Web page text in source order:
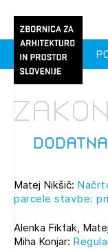
Praksa
O ZAPS
1/1
Prijavite se s
Matej Nikšič:
parcele stavbe:
Alenka Fikfak,
Miha Konjar:
1/1
prijava
1/2
Prijava
Ostanite na
Novičnike.
Novičnike vam bomo